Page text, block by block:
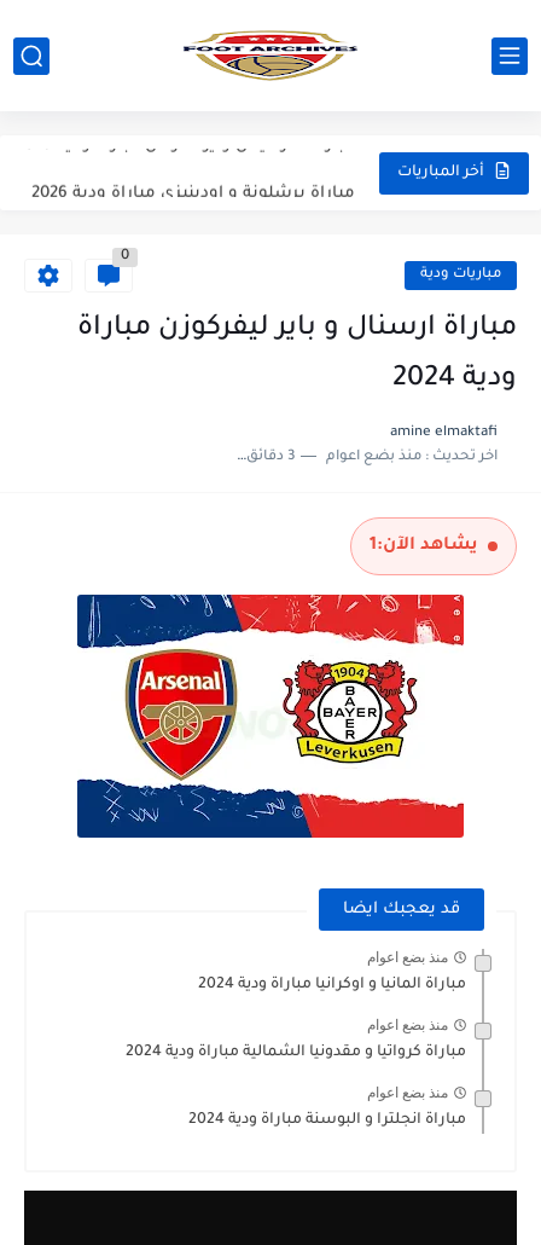
أخر المباريات
مباراة باريس سان جيرمان و مانشستر يونايتد مباراة ودية 2026
مباريات ودية
0
مباراة ارسنال و باير ليفركوزن مباراة
ودية 2024
amine elmaktafi
اخر تحديث :منذ بضع اعوام 3 دقائق للقراءة
يشاهد الآن:1
قد يعجبك ايضا
منذ بضع اعوام
مباراة المانيا و اوكرانيا مباراة ودية 2024
منذ بضع اعوام
مباراة كرواتيا و مقدونيا الشمالية مباراة ودية 2024
منذ بضع اعوام
مباراة انجلترا و البوسنة مباراة ودية 2024